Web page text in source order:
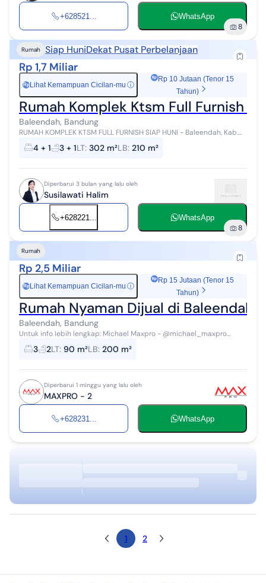
+628521... WhatsApp
8
Rumah Siap HuniDekat Pusat Perbelanjaan
Rp 1,7 Miliar
Rp Lihat Kemampuan Cicilan-mu ⓘ
Rp 10 Jutaan (Tenor 15
Tahun)
Rumah Komplek Ktsm Full Furnish
Baleendah, Bandung
RUMAH KOMPLEK KTSM FULL FURNISH SIAP HUNI - Baleendah, Kab.
Bandung Rumah nyaman dengan konsep luas dan fungsional, cocok
untuk hunian keluarga b...
4 + 1 3 + 1LT: 302 m²LB: 210 m²
Diperbarui 3 bulan yang lalu oleh
Susilawati Halim
+628221... WhatsApp
8
Rumah
Rp 2,5 Miliar
Rp Lihat Kemampuan Cicilan-mu ⓘ
Rp 15 Jutaan (Tenor 15
Tahun)
Rumah Nyaman Dijual di Baleendah
Baleendah, Bandung
Untuk info lebih lengkap: Michael Maxpro - @michael_maxpro
Instagram: @maxpro.bdg @bandung_maxpro DIJUAL RUMAH
BALEENDAH Luas Tanah 90m² Lua...
3 2LT: 90 m²LB: 200 m²
Diperbarui 1 minggu yang lalu oleh
MAXPRO - 2
+628231... WhatsApp
1 2